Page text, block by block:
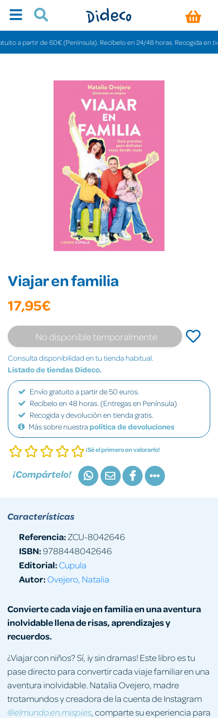
a partir de 60€ (Península). Recíbelo en 24/48 horas. Recogida en
Viajar en familia
17,95€
No disponible temporalmente
Consulta disponibilidad en tu tienda habitual.
Listado de tiendas Dideco.
Envío gratuito a partir de 50 euros.
Recíbelo en 48 horas. (Entregas en Península)
Recogida y devolución en tienda gratis.
Más sobre nuestra política de devoluciones
¡Sé el primero en valorarlo!
¡Compártelo!
Convierte cada viaje en familia en una aventura
inolvidable llena de risas, aprendizajes y
recuerdos.
¿Viajar con niños? Sí, ¡y sin dramas! Este libro es tu
pase directo para convertir cada viaje familiar en una
aventura inolvidable. Natalia Ovejero, madre
trotamundos y creadora de la cuenta de Instagram
@elmundo.en.mispies, comparte su experiencia para
Características
Referencia: ZCU-8042646
ISBN:9788448042646
Editorial: Cupula
Autor: Ovejero, Natalia